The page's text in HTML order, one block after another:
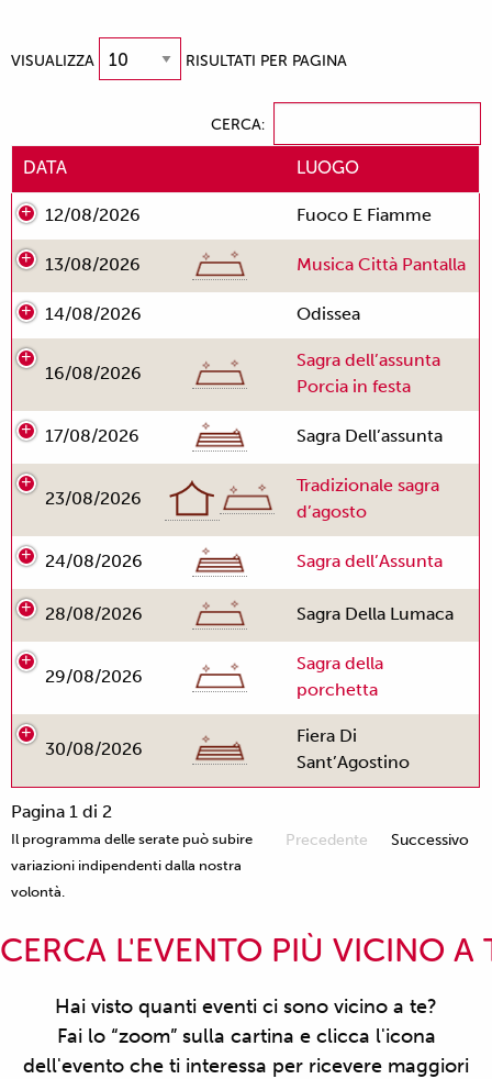
VISUALIZZA RISULTATI PER PAGINA
CERCA:
DATA LUOGO
12/08/2026 Fuoco E Fiamme
13/08/2026 Musica Città Pantalla
14/08/2026 Odissea
16/08/2026
Sagra dell’assunta
Porcia in festa
17/08/2026 Sagra Dell’assunta
23/08/2026
Tradizionale sagra
d’agosto
24/08/2026 Sagra dell’Assunta
28/08/2026 Sagra Della Lumaca
29/08/2026
Sagra della
porchetta
30/08/2026
Fiera Di
Sant’Agostino
Pagina 1 di 2
Precedente Successivo
Il programma delle serate può subire
variazioni indipendenti dalla nostra
volontà.
CERCA L'EVENTO PIÙ VICINO A
Hai visto quanti eventi ci sono vicino a te?
Fai lo “zoom” sulla cartina e clicca l'icona
dell'evento che ti interessa per ricevere maggiori